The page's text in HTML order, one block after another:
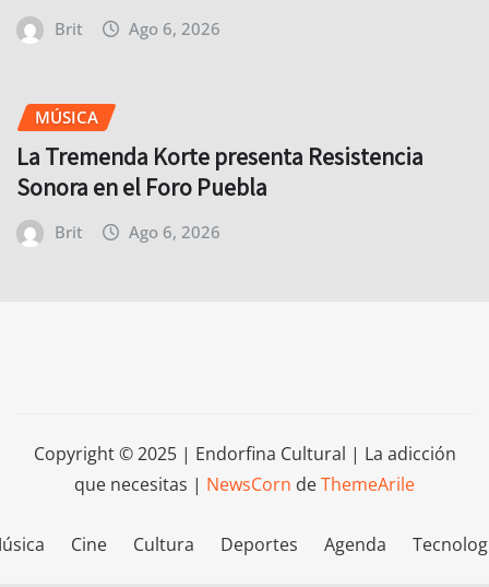
Brit Ago 6, 2026
MÚSICA
La Tremenda Korte presenta Resistencia
Sonora en el Foro Puebla
Brit Ago 6, 2026
Copyright © 2025 | Endorfina Cultural | La adicción
que necesitas | NewsCorn deThemeArile
Cine Cultura Deportes Agenda